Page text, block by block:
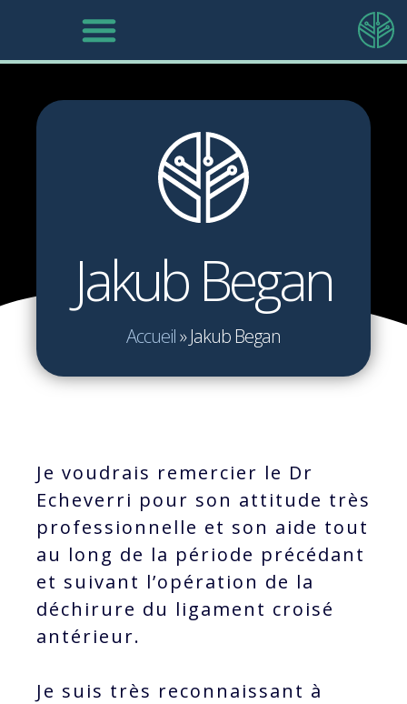
Jakub Began
Accueil»Jakub Began
Je voudrais remercier le Dr
Echeverri pour son attitude très
professionnelle et son aide tout
au long de la période précédant
et suivant l’opération de la
déchirure du ligament croisé
antérieur.
Je suis très reconnaissant à